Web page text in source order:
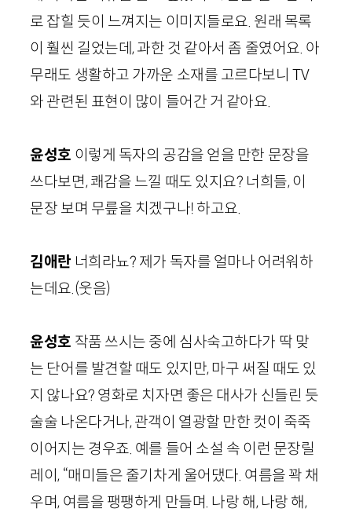
로 잡힐 듯이 느껴지는 이미지들로요. 원래 목록
이 훨씬 길었는데, 과한 것 같아서 좀 줄였어요. 아
무래도 생활하고 가까운 소재를 고르다보니TV
와 관련된 표현이 많이 들어간 거 같아요.
윤성호 이렇게 독자의 공감을 얻을 만한 문장을
쓰다보면, 쾌감을 느낄 때도 있지요? 너희들, 이
문장 보며 무릎을 치겠구나! 하고요.
김애란 너희라뇨? 제가 독자를 얼마나 어려워하
는데요. (웃음)
윤성호 작품 쓰시는 중에 심사숙고하다가 딱 맞
는 단어를 발견할 때도 있지만, 마구 써질 때도 있
지 않나요? 영화로 치자면 좋은 대사가 신들린 듯
술술 나온다거나, 관객이 열광할 만한 컷이 죽죽
이어지는 경우죠. 예를 들어 소설 속 이런 문장릴
레이, “매미들은 줄기차게 울어댔다. 여름을 꽉 채
우며, 여름을 팽팽하게 만들며. 나랑 해, 나랑 해,